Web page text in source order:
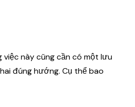
việc này cũng cần có một lưu
đúng hướng. Cụ thể bao